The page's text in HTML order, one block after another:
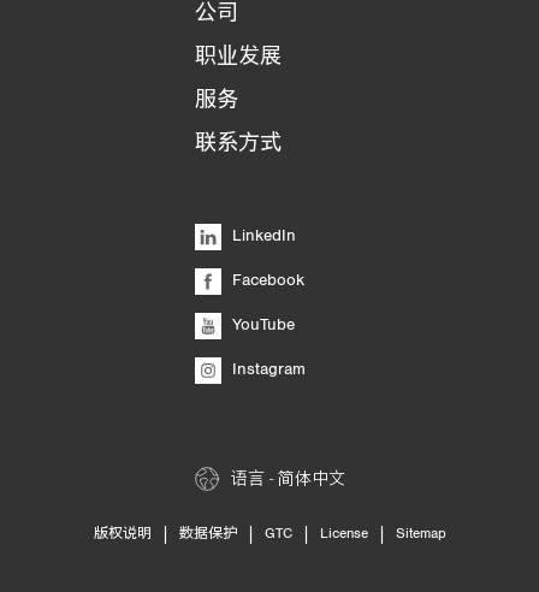
公司
职业发展
服务
联系方式
LinkedIn
Facebook
YouTube
Instagram
语言 - 简体中文
版权说明 | 数据保护 | GTC | License | Sitemap